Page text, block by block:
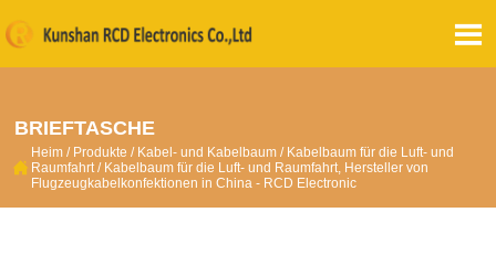

BRIEFTASCHE

Heim / Produkte / Kabel- und Kabelbaum / Kabelbaum für die Luft- und
Raumfahrt/ Kabelbaum für die Luft- und Raumfahrt, Hersteller von
Flugzeugkabelkonfektionen in China - RCD Electronic